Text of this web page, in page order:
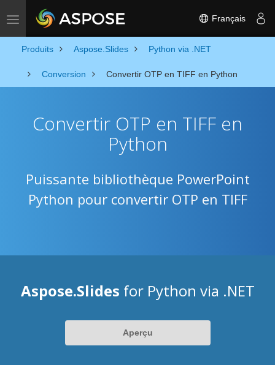
Toggle navigation Français
Produits Aspose.Slides Python via .NET
Conversion Convertir OTP en TIFF en Python
Convertir OTP en TIFF en
Python
Puissante bibliothèque PowerPoint
Python pour convertir OTP en TIFF
Aspose.Slides for Python via .NET
Aperçu